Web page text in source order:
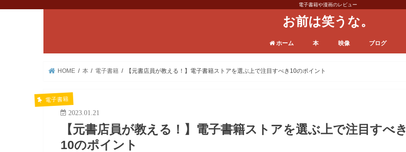
電子書籍や漫画のレビュー
お前は笑うな。
ホーム 本 映像 ブログ
HOME 本 電子書籍 【元書店員が教える！】電子書籍ストアを選ぶ上で注目すべき10のポイント
電子書籍
2023.01.21
【元書店員が教える！】電子書籍ストアを選ぶ上で注目すべき
10のポイント